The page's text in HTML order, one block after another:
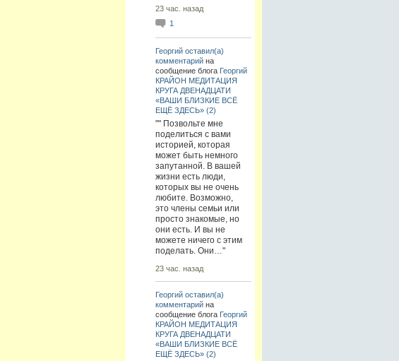
23 час. назад
1
Георгий оставил(а)
комментарийна
сообщение блога Георгий
КРАЙОН МЕДИТАЦИЯ
КРУГА ДВЕНАДЦАТИ
«ВАШИ БЛИЗКИЕ ВСЁ
ЕЩЁ ЗДЕСЬ» (2)
"" Позвольте мне
поделиться с вами
историей, которая
может быть немного
запутанной. В вашей
жизни есть люди,
которых вы не очень
любите. Возможно,
это члены семьи или
просто знакомые, но
они есть. И вы не
можете ничего с этим
поделать. Они…"
23 час. назад
Георгий оставил(а)
комментарийна
сообщение блога Георгий
КРАЙОН МЕДИТАЦИЯ
КРУГА ДВЕНАДЦАТИ
«ВАШИ БЛИЗКИЕ ВСЁ
ЕЩЁ ЗДЕСЬ» (2)